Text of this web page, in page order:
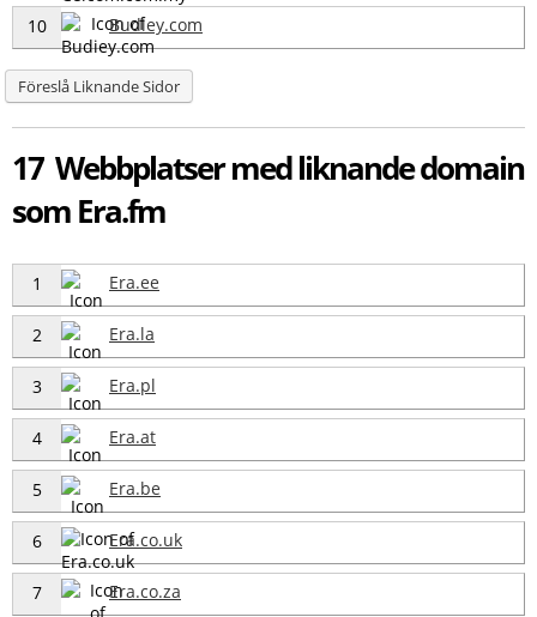
10 Budiey.com
Föreslå Liknande Sidor
17 Webbplatser med liknande domain
som Era.fm
1 Era.ee
2 Era.la
3 Era.pl
4 Era.at
5 Era.be
6 Era.co.uk
7 Era.co.za